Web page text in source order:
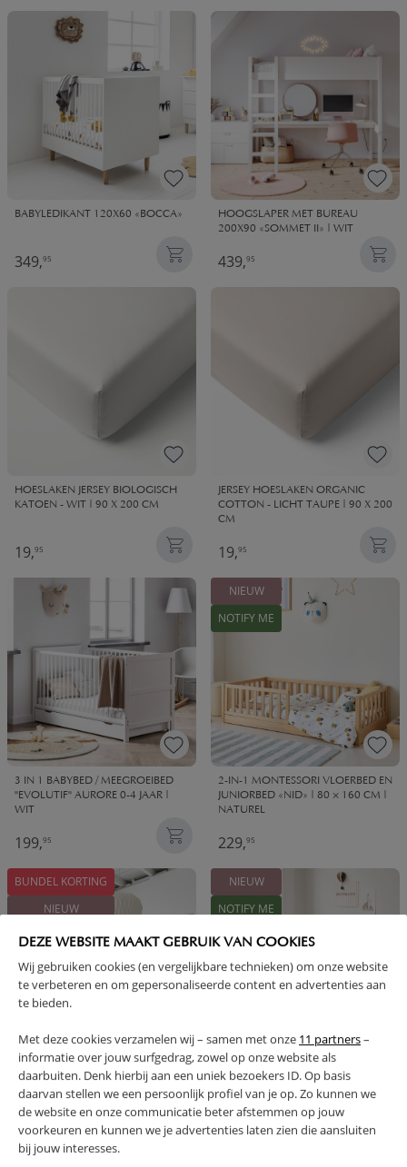
DEZE WEBSITE MAAKT GEBRUIK VAN COOKIES
Wij gebruiken cookies (en vergelijkbare technieken) om onze website
te verbeteren en om gepersonaliseerde content en advertenties aan
te bieden.
Met deze cookies verzamelen wij – samen met onze 11 partners–
informatie over jouw surfgedrag, zowel op onze website als
daarbuiten. Denk hierbij aan een uniek bezoekers ID. Op basis
daarvan stellen we een persoonlijk profiel van je op. Zo kunnen we
de website en onze communicatie beter afstemmen op jouw
voorkeuren en kunnen we je advertenties laten zien die aansluiten
bij jouw interesses.
design geplaatst hebt.
BABYLEDIKANT 120X60 «BOCCA»
349,95
HOOGSLAPER MET BUREAU
200X90 «SOMMET II» | WIT
439,95
HOESLAKEN JERSEY BIOLOGISCH
KATOEN - WIT | 90 X 200 CM
19,95
JERSEY HOESLAKEN ORGANIC
COTTON - LICHT TAUPE | 90 X 200
CM
19,95
3 IN 1 BABYBED / MEEGROEIBED
"EVOLUTIF" AURORE 0-4 JAAR |
WIT
199,95
NIEUW
NOTIFY ME
2-IN-1 MONTESSORI VLOERBED EN
JUNIORBED «NID» | 80 × 160 CM |
NATUREL
229,95
BUNDEL KORTING
NIEUW
NOTIFY ME
3-DELIGE BABYKAMER «BOCCA»
1090,86
1199,85
NIEUW
NOTIFY ME
MEEGROEIBED «BOCCA NOVA» |
399,95
BUNDEL KORTING